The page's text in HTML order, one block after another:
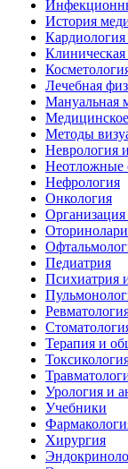
История
Клиническая
Лечебная
Мануальная
Методы
Неврология
Неотложные
Нефрология
Онкология
Организация
Педиатрия
Психиатрия
Терапия и
Урология и
Учебники
Хирургия